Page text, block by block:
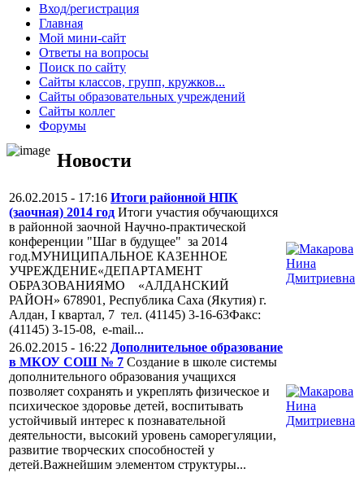
Вход/регистрация
Главная
Мой мини-сайт
Ответы на вопросы
Поиск по сайту
Сайты классов, групп, кружков...
Сайты образовательных учреждений
Сайты коллег
Форумы
Новости
26.02.2015 - 17:16 Итоги районной НПК
(заочная) 2014 год Итоги участия обучающихся
в районной заочной Научно-практической
конференции "Шаг в будущее" за 2014
год.МУНИЦИПАЛЬНОЕ КАЗЕННОЕ
УЧРЕЖДЕНИЕ«ДЕПАРТАМЕНТ
ОБРАЗОВАНИЯМО «АЛДАНСКИЙ
РАЙОН» 678901, Республика Саха (Якутия) г.
Алдан, I квартал, 7 тел. (41145) 3-16-63Факс:
(41145) 3-15-08, e-mail...
26.02.2015 - 16:22 Дополнительное образование
в МКОУ СОШ № 7 Создание в школе системы
дополнительного образования учащихся
позволяет сохранять и укреплять физическое и
психическое здоровье детей, воспитывать
устойчивый интерес к познавательной
деятельности, высокий уровень саморегуляции,
развитие творческих способностей у
детей.Важнейшим элементом структуры...